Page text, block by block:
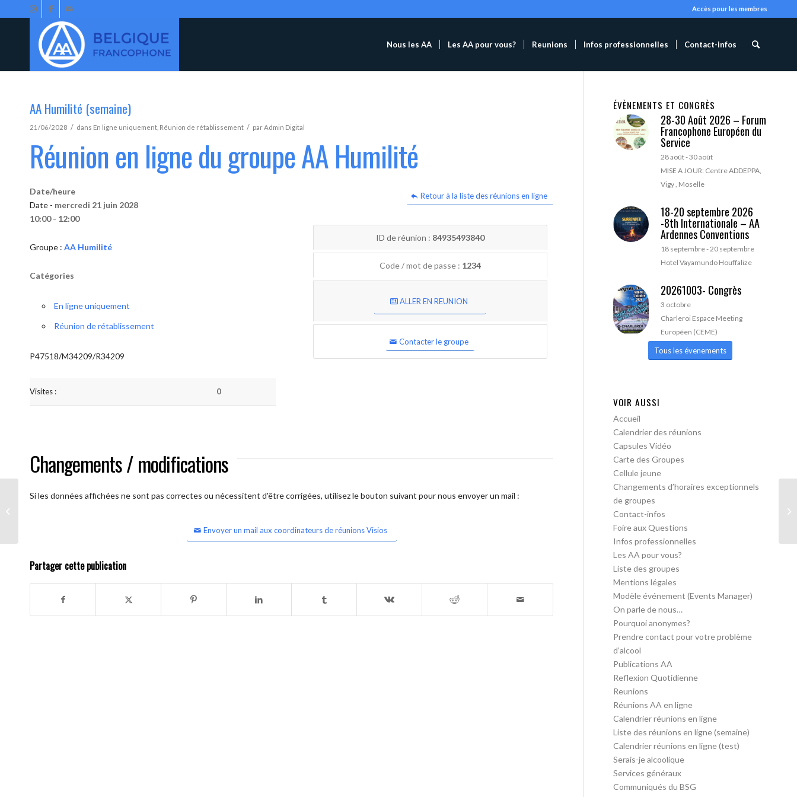
Accès pour les membres
Nous les AA Les AA pour vous? Reunions Infos professionnelles Contact-infos
AA Humilité (semaine)
21/06/2028 / dans En ligne uniquement Réunion de rétablissement / parAdmin Digital
Réunion en ligne du groupe AA Humilité
Retour à la liste des réunions en ligne
Date/heure
Date - mercredi 21 juin 2028
10:00 - 12:00
Groupe : AA Humilité
Catégories
En ligne uniquement
Réunion de rétablissement
P47518/M34209/R34209
Visites : 0
ID de réunion : 84935493840
Code / mot de passe : 1234
ALLER EN REUNION
Contacter le groupe
Changements / modifications
Si les données affichées ne sont pas correctes ou nécessitent d'être corrigées, utilisez le bouton suivant pour nous envoyer un mail :
Envoyer un mail aux coordinateurs de réunions Visios
Partager cette publication
ÉVÈNEMENTS ET CONGRÈS
28-30 Août 2026 – Forum
Francophone Européen du
Service
28 août-30 août
MISE A JOUR: Centre ADDEPPA,
Vigy , Moselle
18-20 septembre 2026
-8th Internationale – AA
Ardennes Conventions
18 septembre-20 septembre
Hotel Vayamundo Houffalize
20261003- Congrès
3 octobre
Charleroi Espace Meeting
Européen (CEME)
Tous les évenements
VOIR AUSSI
Accueil
Calendrier des réunions
Capsules Vidéo
Carte des Groupes
Cellule jeune
Changements d’horaires exceptionnels
de groupes
Contact-infos
Foire aux Questions
Infos professionnelles
Les AA pour vous?
Liste des groupes
Mentions légales
Modèle événement (Events Manager)
On parle de nous…
Pourquoi anonymes?
Prendre contact pour votre problème
d’alcool
Publications AA
Reflexion Quotidienne
Reunions
Réunions AA en ligne
Calendrier réunions en ligne
Liste des réunions en ligne (semaine)
Calendrier réunions en ligne (test)
Serais-je alcoolique
Services généraux
Communiqués du BSG